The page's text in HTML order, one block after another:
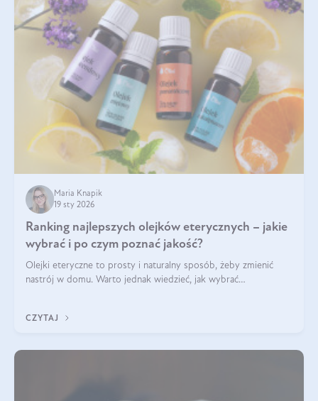
Maria Knapik
19 sty 2026
Ranking najlepszych olejków eterycznych – jakie
wybrać i po czym poznać jakość?
Olejki eteryczne to prosty i naturalny sposób, żeby zmienić
nastrój w domu. Warto jednak wiedzieć, jak wybrać
kryteria wyboru!
CZYTAJ